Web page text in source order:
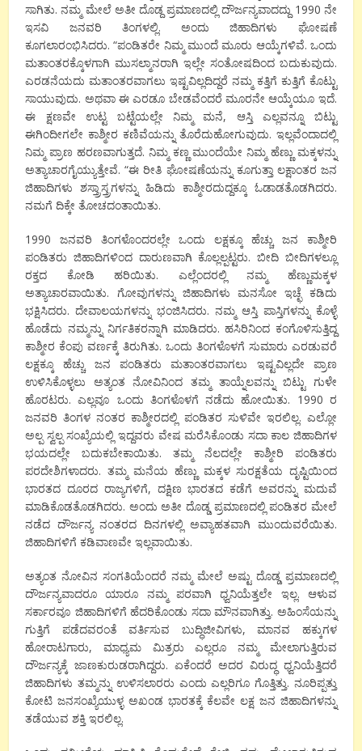
ಸಾಗಿತು. ನಮ್ಮ ಮೇಲೆ ಅತೀ ದೊಡ್ದ ಪ್ರಮಾಣದಲ್ಲಿ ದೌರ್ಜನ್ಯವಾದದ್ದು 1990 ನೇ
ಇಸವಿ ಜನವರಿ ತಿಂಗಳಲ್ಲಿ. ಅಂದು ಜಿಹಾದಿಗಳು ಘೋಷಣೆ
ಕೂಗಲಾರಂಭಿಸಿದರು. “ಪಂಡಿತರೇ ನಿಮ್ಮ ಮುಂದೆ ಮೂರು ಆಯ್ಕೆಗಳಿವೆ. ಒಂದು
ಮತಾಂತರಕ್ಕೊಳಗಾಗಿ ಮುಸಲ್ಮಾನರಾಗಿ ಇಲ್ಲೇ ಸಂತೋಷದಿಂದ ಬದುಕುವುದು.
ಎರಡನೆಯದು ಮತಾಂತರವಾಗಲು ಇಷ್ಟವಿಲ್ಲದಿದ್ದರೆ ನಮ್ಮ ಕತ್ತಿಗೆ ಕುತ್ತಿಗೆ ಕೊಟ್ಟು
ಸಾಯುವುದು. ಅಥವಾ ಈ ಎರಡೂ ಬೇಡವೆಂದರೆ ಮೂರನೇ ಆಯ್ಕೆಯೂ ಇದೆ.
ಈ ಕ್ಷಣವೇ ಉಟ್ಟ ಬಟ್ಟೆಯಲ್ಲೇ ನಿಮ್ಮ ಮನೆ, ಆಸ್ತಿ ಎಲ್ಲವನ್ನೂ ಬಿಟ್ಟು
ಈಗಿಂದೀಗಲೇ ಕಾಶ್ಮೀರ ಕಣಿವೆಯನ್ನು ತೊರೆದುಹೋಗುವುದು. ಇಲ್ಲವೆಂದಾದಲ್ಲಿ
ನಿಮ್ಮ ಪ್ರಾಣ ಹರಣವಾಗುತ್ತದೆ. ನಿಮ್ಮ ಕಣ್ಣ ಮುಂದೆಯೇ ನಿಮ್ಮ ಹೆಣ್ಣು ಮಕ್ಕಳನ್ನು
ಅತ್ಯಾಚಾರಗೈಯ್ಯುತ್ತೇವೆ. “ಈ ರೀತಿ ಘೋಷಣೆಯನ್ನು ಕೂಗುತ್ತಾ ಲಕ್ಷಾಂತರ ಜನ
ಜಿಹಾದಿಗಳು ಶಸ್ತ್ರಾಸ್ತ್ರಗಳನ್ನು ಹಿಡಿದು ಕಾಶ್ಮೀರದುದ್ದಕ್ಕೂ ಓಡಾಡತೊಡಗಿದರು.
ನಮಗೆ ದಿಕ್ಕೇ ತೋಚದಂತಾಯಿತು.
1990 ಜನವರಿ ತಿಂಗಳೊಂದರಲ್ಲೇ ಒಂದು ಲಕ್ಷಕ್ಕೂ ಹೆಚ್ಚು ಜನ ಕಾಶ್ಮೀರಿ
ಪಂಡಿತರು ಜಿಹಾದಿಗಳಿಂದ ದಾರುಣವಾಗಿ ಕೊಲ್ಲಲ್ಪಟ್ಟರು. ಬೀದಿ ಬೀದಿಗಳಲ್ಲೂ
ರಕ್ತದ ಕೋಡಿ ಹರಿಯಿತು. ಎಲ್ಲೆಂದರಲ್ಲಿ ನಮ್ಮ ಹೆಣ್ಣುಮಕ್ಕಳ
ಅತ್ಯಾಚಾರವಾಯಿತು. ಗೋವುಗಳನ್ನು ಜಿಹಾದಿಗಳು ಮನಸೋ ಇಚ್ಛೆ ಕಡಿದು
ಭಕ್ಷಿಸಿದರು. ದೇವಾಲಯಗಳನ್ನು ಭಂಜಿಸಿದರು. ನಮ್ಮ ಆಸ್ತಿ ಪಾಸ್ತಿಗಳನ್ನು ಕೊಳ್ಳೆ
ಹೊಡೆದು ನಮ್ಮನ್ನು ನಿರ್ಗತಿಕರನ್ನಾಗಿ ಮಾಡಿದರು. ಹಸಿರಿನಿಂದ ಕಂಗೊಳಿಸುತ್ತಿದ್ದ
ಕಾಶ್ಮೀರ ಕೆಂಪು ವರ್ಣಕ್ಕೆ ತಿರುಗಿತು. ಒಂದು ತಿಂಗಳೊಳಗೆ ಸುಮಾರು ಎರಡುವರೆ
ಲಕ್ಷಕ್ಕೂ ಹೆಚ್ಚು ಜನ ಪಂಡಿತರು ಮತಾಂತರವಾಗಲು ಇಷ್ಟವಿಲ್ಲದೇ ಪ್ರಾಣ
ಉಳಿಸಿಕೊಳ್ಳಲು ಅತ್ಯಂತ ನೋವಿನಿಂದ ತಮ್ಮ ತಾಯ್ನೆಲವನ್ನು ಬಿಟ್ಟು ಗುಳೇ
ಹೊರಟರು. ಎಲ್ಲವೂ ಒಂದು ತಿಂಗಳೊಳಗೆ ನಡೆದು ಹೋಯಿತು. 1990 ರ
ಜನವರಿ ತಿಂಗಳ ನಂತರ ಕಾಶ್ಮೀರದಲ್ಲಿ ಪಂಡಿತರ ಸುಳಿವೇ ಇರಲಿಲ್ಲ. ಎಲ್ಲೋ
ಅಲ್ಪ ಸ್ವಲ್ಪ ಸಂಖ್ಯೆಯಲ್ಲಿ ಇದ್ದವರು ವೇಷ ಮರೆಸಿಕೊಂಡು ಸದಾ ಕಾಲ ಜಿಹಾದಿಗಳ
ಭಯದಲ್ಲೇ ಬದುಕಬೇಕಾಯಿತು. ತಮ್ಮ ನೆಲದಲ್ಲೇ ಕಾಶ್ಮೀರಿ ಪಂಡಿತರು
ಪರದೇಶಿಗಳಾದರು. ತಮ್ಮ ಮನೆಯ ಹೆಣ್ಣು ಮಕ್ಕಳ ಸುರಕ್ಷತೆಯ ದೃಷ್ಟಿಯಿಂದ
ಭಾರತದ ದೂರದ ರಾಜ್ಯಗಳಿಗೆ, ದಕ್ಷಿಣ ಭಾರತದ ಕಡೆಗೆ ಅವರನ್ನು ಮದುವೆ
ಮಾಡಿಕೊಡತೊಡಗಿದರು. ಅಂದು ಅತೀ ದೊಡ್ಡ ಪ್ರಮಾಣದಲ್ಲಿ ಪಂಡಿತರ ಮೇಲೆ
ನಡೆದ ದೌರ್ಜನ್ಯ ನಂತರದ ದಿನಗಳಲ್ಲಿ ಅವ್ಯಾಹತವಾಗಿ ಮುಂದುವರೆಯಿತು.
ಜಿಹಾದಿಗಳಿಗೆ ಕಡಿವಾಣವೇ ಇಲ್ಲವಾಯಿತು.
ಅತ್ಯಂತ ನೋವಿನ ಸಂಗತಿಯೆಂದರೆ ನಮ್ಮ ಮೇಲೆ ಅಷ್ಟು ದೊಡ್ಡ ಪ್ರಮಾಣದಲ್ಲಿ
ದೌರ್ಜನ್ಯವಾದರೂ ಯಾರೂ ನಮ್ಮ ಪರವಾಗಿ ಧ್ವನಿಯೆತ್ತಲೇ ಇಲ್ಲ. ಆಳುವ
ಸರ್ಕಾರವೂ ಜಿಹಾದಿಗಳಿಗೆ ಹೆದರಿಕೊಂಡು ಸದಾ ಮೌನವಾಗಿತ್ತು. ಅಹಿಂಸೆಯನ್ನು
ಗುತ್ತಿಗೆ ಪಡೆದವರಂತೆ ವರ್ತಿಸುವ ಬುದ್ಧಿಜೀವಿಗಳು, ಮಾನವ ಹಕ್ಕುಗಳ
ಹೋರಾಟಗಾರು, ಮಾಧ್ಯಮ ಮಿತ್ರರು ಎಲ್ಲರೂ ನಮ್ಮ ಮೇಲಾಗುತ್ತಿರುವ
ದೌರ್ಜನ್ಯಕ್ಕೆ ಜಾಣಕುರುಡರಾಗಿದ್ದರು. ಏಕೆಂದರೆ ಅದರ ವಿರುದ್ಧ ಧ್ವನಿಯೆತ್ತಿದರೆ
ಜಿಹಾದಿಗಳು ತಮ್ಮನ್ನು ಉಳಿಸಲಾರರು ಎಂದು ಎಲ್ಲರಿಗೂ ಗೊತ್ತಿತ್ತು. ನೂರಿಪ್ಪತ್ತು
ಕೋಟಿ ಜನಸಂಖ್ಯೆಯುಳ್ಳ ಅಖಂಡ ಭಾರತಕ್ಕೆ ಕೆಲವೇ ಲಕ್ಷ ಜನ ಜಿಹಾದಿಗಳನ್ನು
ತಡೆಯುವ ಶಕ್ತಿ ಇರಲಿಲ್ಲ.